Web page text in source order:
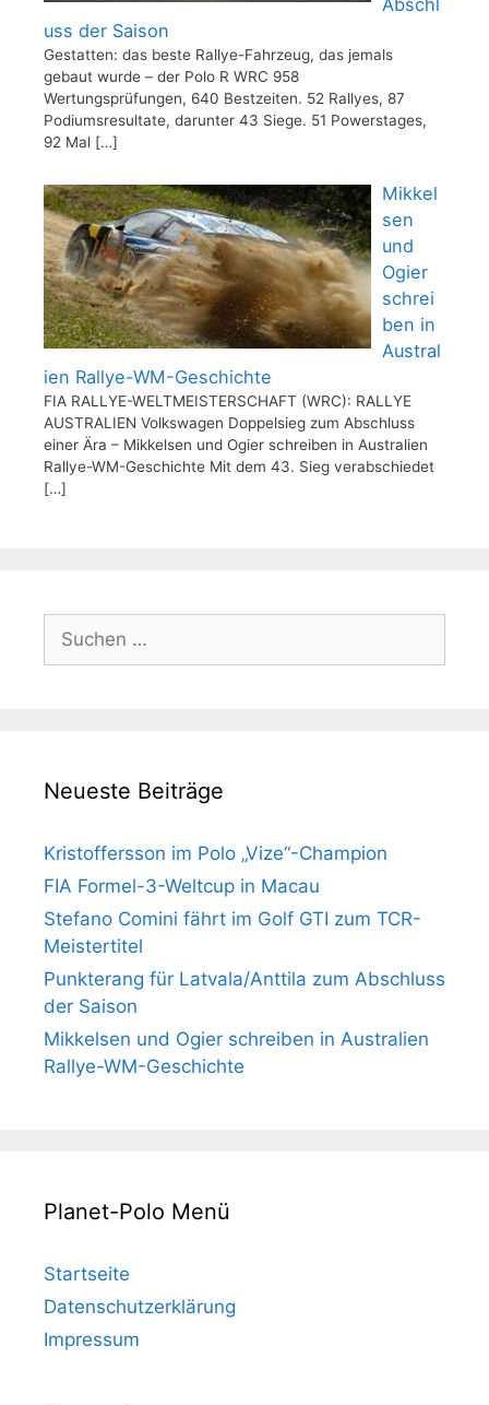
uss der Saison
Gestatten: das beste Rallye-Fahrzeug, das jemals
gebaut wurde – der Polo R WRC 958
Wertungsprüfungen, 640 Bestzeiten. 52 Rallyes, 87
Podiumsresultate, darunter 43 Siege. 51 Powerstages,
92 Mal […]
Mikkel
sen
und
Ogier
schrei
ben in
Austral
ien Rallye-WM-Geschichte
FIA RALLYE-WELTMEISTERSCHAFT (WRC): RALLYE
AUSTRALIEN Volkswagen Doppelsieg zum Abschluss
einer Ära – Mikkelsen und Ogier schreiben in Australien
Rallye-WM-Geschichte Mit dem 43. Sieg verabschiedet
[…]
Suchen
nach:
Neueste Beiträge
Kristoffersson im Polo „Vize“-Champion
FIA Formel-3-Weltcup in Macau
Stefano Comini fährt im Golf GTI zum TCR-
Meistertitel
Punkterang für Latvala/Anttila zum Abschluss
der Saison
Mikkelsen und Ogier schreiben in Australien
Rallye-WM-Geschichte
Planet-Polo Menü
Startseite
Datenschutzerklärung
Impressum